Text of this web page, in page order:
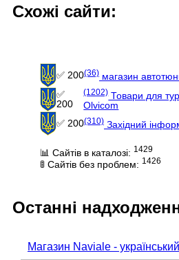
Схожі сайти:
✅ 200(36) магазин
✅
200
(1202)Товари для
Olvicom
✅ 200(310) Західний
📊 Сайтів в каталозі: 1429
🚦 Сайтів без проблем: 1426
Останні
Магазин Naviale -